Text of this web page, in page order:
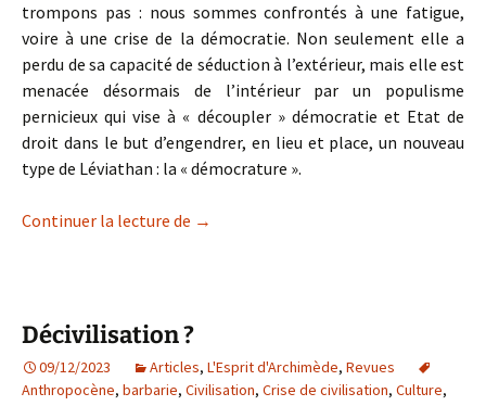
trompons pas : nous sommes confrontés à une fatigue,
voire à une crise de la démocratie. Non seulement elle a
perdu de sa capacité de séduction à l’extérieur, mais elle est
menacée désormais de l’intérieur par un populisme
pernicieux qui vise à « découpler » démocratie et Etat de
droit dans le but d’engendrer, en lieu et place, un nouveau
type de Léviathan : la « démocrature ».
Continuer la lecture de Le droit comme ultime garde-fou
→
Décivilisation ?
09/12/2023 Articles, L'Esprit d'Archimède, Revues
Anthropocène, barbarie, Civilisation, Crise de civilisation, Culture,